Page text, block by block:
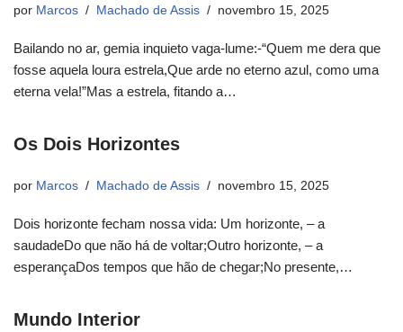
por Marcos Machado de Assis novembro 15, 2025
Bailando no ar, gemia inquieto vaga-lume:-“Quem me dera que
fosse aquela loura estrela,Que arde no eterno azul, como uma
eterna vela!”Mas a estrela, fitando a…
Os Dois Horizontes
por Marcos Machado de Assis novembro 15, 2025
Dois horizonte fecham nossa vida: Um horizonte, – a
saudadeDo que não há de voltar;Outro horizonte, – a
esperançaDos tempos que hão de chegar;No presente,…
Mundo Interior